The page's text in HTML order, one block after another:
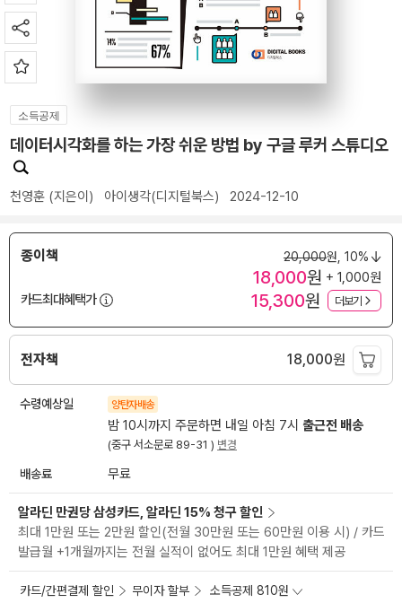
소득공제
데이터시각화를 하는 가장 쉬운 방법 by 구글 루커 스튜디오
천영훈 (지은이) 아이생각(디지털북스) 2024-12-10
종이책 20,000원, 10%
18,000원 + 1,000원
카드최대혜택가
15,300원 더보기
전자책 18,000원
수령예상일 양탄자배송
밤 10시까지 주문하면 내일 아침 7시 출근전 배송
(중구 서소문로 89-31 ) 변경
배송료 무료
알라딘 만권당 삼성카드, 알라딘 15% 청구 할인
최대 1만원 또는 2만원 할인(전월 30만원 또는 60만원 이용 시) / 카드
발급월 +1개월까지는 전월 실적이 없어도 최대 1만원 혜택 제공
카드/간편결제 할인 무이자 할부 소득공제 810원